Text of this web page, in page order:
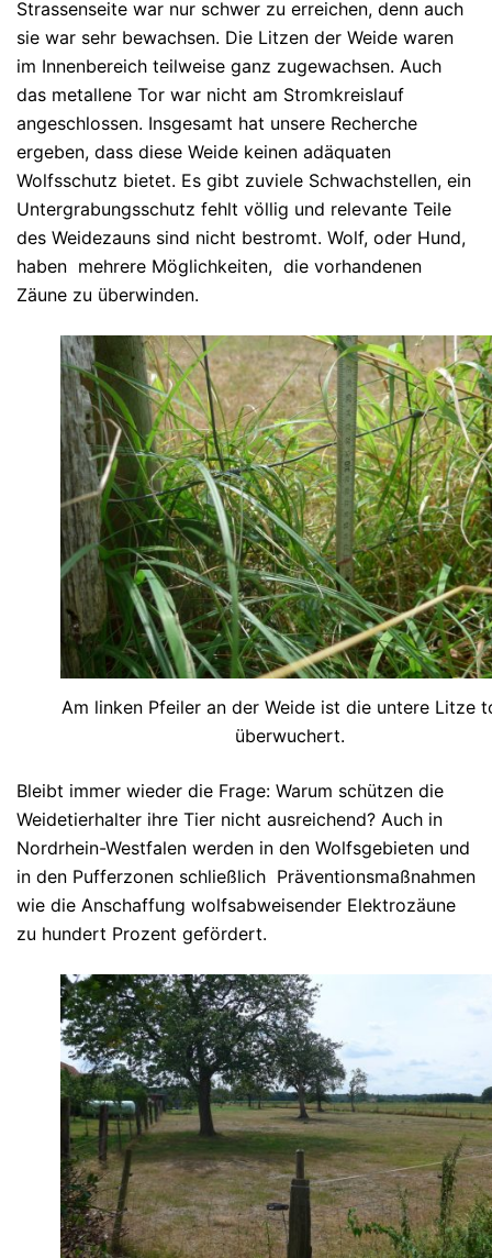
Strassenseite war nur schwer zu erreichen, denn auch
sie war sehr bewachsen. Die Litzen der Weide waren
im Innenbereich teilweise ganz zugewachsen. Auch
das metallene Tor war nicht am Stromkreislauf
angeschlossen. Insgesamt hat unsere Recherche
ergeben, dass diese Weide keinen adäquaten
Wolfsschutz bietet. Es gibt zuviele Schwachstellen, ein
Untergrabungsschutz fehlt völlig und relevante Teile
des Weidezauns sind nicht bestromt. Wolf, oder Hund,
haben mehrere Möglichkeiten, die vorhandenen
Zäune zu überwinden.
Am linken Pfeiler an der Weide ist die untere Litze
überwuchert.
Bleibt immer wieder die Frage: Warum schützen die
Weidetierhalter ihre Tier nicht ausreichend? Auch in
Nordrhein-Westfalen werden in den Wolfsgebieten und
in den Pufferzonen schließlich Präventionsmaßnahmen
wie die Anschaffung wolfsabweisender Elektrozäune
zu hundert Prozent gefördert.